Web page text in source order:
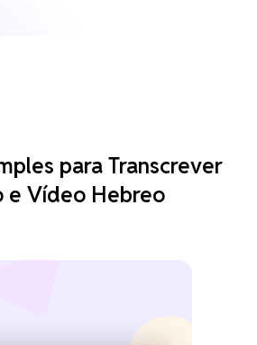
para Transcrever
e Vídeo Hebreo